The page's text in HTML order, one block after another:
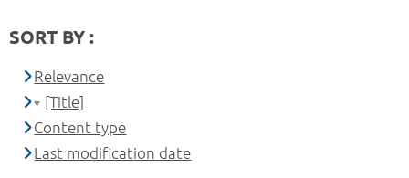
SORT BY :
Relevance
[Title]
Content type
Last modification date